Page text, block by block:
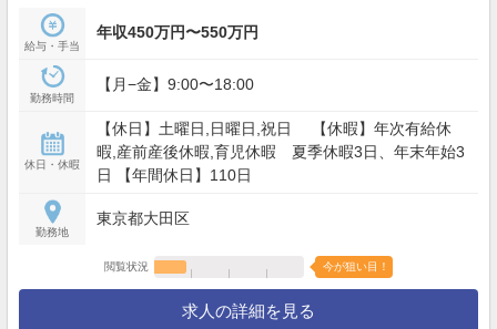
給与・手当
年収450万円〜550万円
勤務時間
【月−金】9:00〜18:00
休日・休暇
【休日】土曜日,日曜日,祝日 【休暇】年次有給休
暇,産前産後休暇,育児休暇 夏季休暇3日、年末年始3
日 【年間休日】110日
勤務地
東京都大田区
閲覧状況 今が狙い目！
求人の詳細を見る